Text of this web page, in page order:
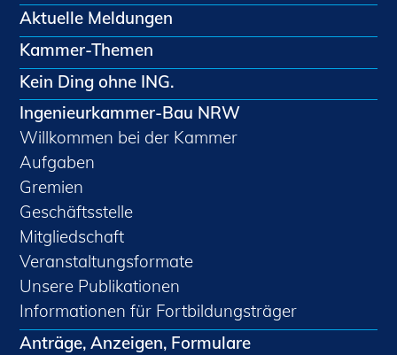
Aktuelle Meldungen
Kammer-Themen
Kein Ding ohne ING.
Ingenieurkammer-Bau NRW
Willkommen bei der Kammer
Aufgaben
Gremien
Geschäftsstelle
Mitgliedschaft
Veranstaltungsformate
Unsere Publikationen
Informationen für Fortbildungsträger
Anträge, Anzeigen, Formulare